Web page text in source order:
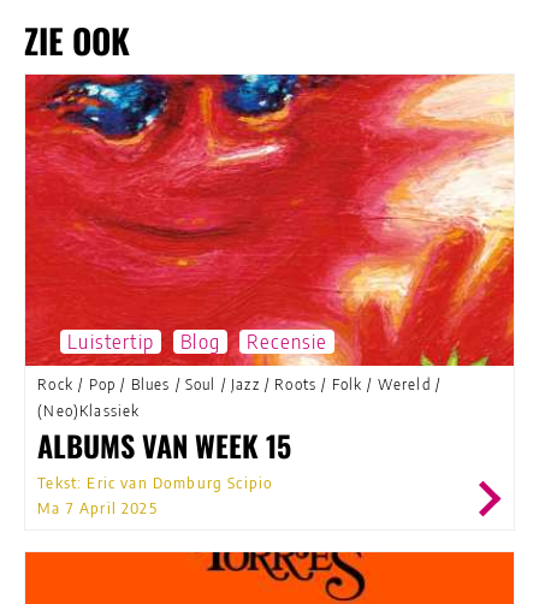
ZIE OOK
Luistertip Blog Recensie
Rock / Pop / Blues / Soul / Jazz / Roots / Folk / Wereld /
(Neo)Klassiek
ALBUMS VAN WEEK 15
Tekst: Eric van Domburg Scipio
Ma 7 April 2025